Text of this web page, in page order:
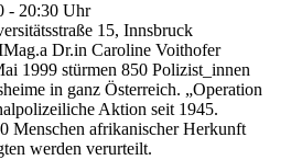
- 20:30 Uhr
15, Innsbruck
Dr.in Caroline Voithofer
1999 stürmen 850 Polizist_innen
in ganz Österreich. „Operation
Aktion seit 1945.
Menschen afrikanischer Herkunft
werden verurteilt.